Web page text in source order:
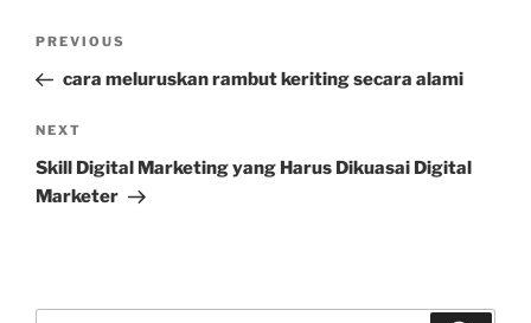
Previous
Post
PREVIOUS
cara meluruskan rambut keriting secara alami
Next
Post
NEXT
Skill Digital Marketing yang Harus Dikuasai Digital
Marketer